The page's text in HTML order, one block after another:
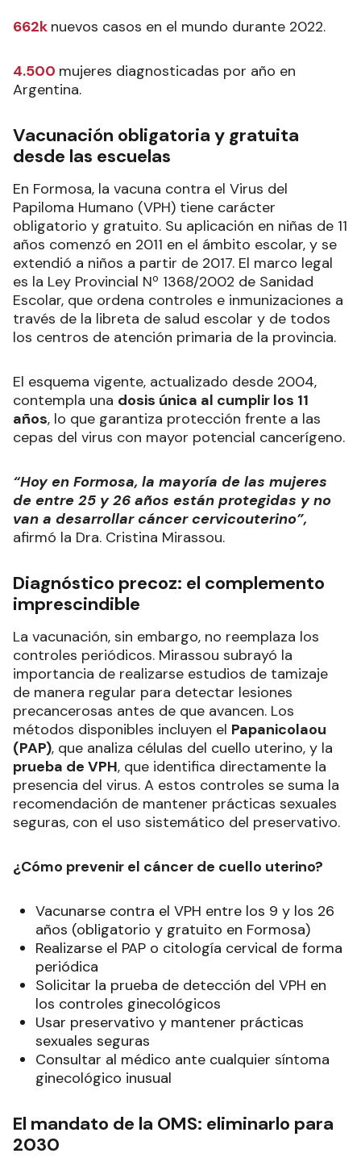
662k nuevos casos en el mundo durante 2022.
4.500 mujeres diagnosticadas por año en
Argentina.
Vacunación obligatoria y gratuita
desde las escuelas
En Formosa, la vacuna contra el Virus del
Papiloma Humano (VPH) tiene carácter
obligatorio y gratuito. Su aplicación en niñas de 11
años comenzó en 2011 en el ámbito escolar, y se
extendió a niños a partir de 2017. El marco legal
es la Ley Provincial Nº 1368/2002 de Sanidad
Escolar, que ordena controles e inmunizaciones a
través de la libreta de salud escolar y de todos
los centros de atención primaria de la provincia.
El esquema vigente, actualizado desde 2004,
contempla una dosis única al cumplir los 11
años, lo que garantiza protección frente a las
cepas del virus con mayor potencial cancerígeno.
“Hoy en Formosa, la mayoría de las mujeres
de entre 25 y 26 años están protegidas y no
van a desarrollar cáncer cervicouterino”,
afirmó la Dra. Cristina Mirassou.
Diagnóstico precoz: el complemento
imprescindible
La vacunación, sin embargo, no reemplaza los
controles periódicos. Mirassou subrayó la
importancia de realizarse estudios de tamizaje
de manera regular para detectar lesiones
precancerosas antes de que avancen. Los
métodos disponibles incluyen el Papanicolaou
(PAP), que analiza células del cuello uterino, y la
prueba de VPH, que identifica directamente la
presencia del virus. A estos controles se suma la
recomendación de mantener prácticas sexuales
seguras, con el uso sistemático del preservativo.
¿Cómo prevenir el cáncer de cuello uterino?
Vacunarse contra el VPH entre los 9 y los 26
años (obligatorio y gratuito en Formosa)
Realizarse el PAP o citología cervical de forma
periódica
Solicitar la prueba de detección del VPH en
los controles ginecológicos
Usar preservativo y mantener prácticas
sexuales seguras
Consultar al médico ante cualquier síntoma
ginecológico inusual
El mandato de la OMS: eliminarlo para
2030